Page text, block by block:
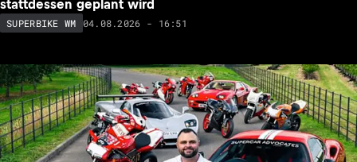
stattdessen geplant wird
SUPERBIKE WM 04.08.2026 - 16:51